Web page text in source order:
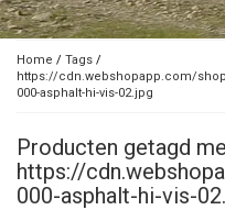
Home / Tags /
https://cdn.webshopapp.com/
000-asphalt-hi-vis-02.jpg
Producten getagd
https://
000-asphalt-hi-vis-